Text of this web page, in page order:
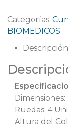
Categorías:
BIOMÉDICOS
Descripción
Ruedas: 4
Altura del